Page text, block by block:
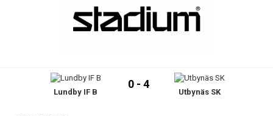
Lundby IF B
0 - 4
Utbynäs SK